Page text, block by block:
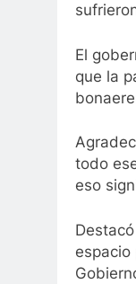
El
que la
todo
eso